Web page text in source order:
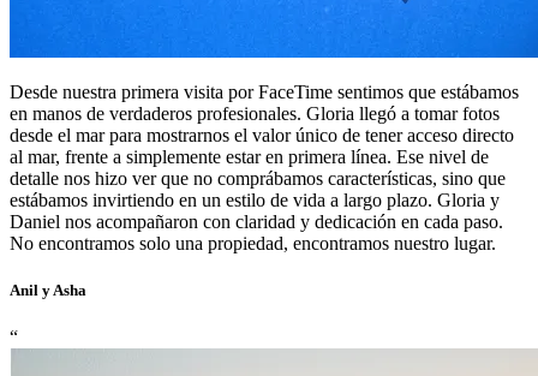
Desde nuestra primera visita por FaceTime sentimos que estábamos
en manos de verdaderos profesionales. Gloria llegó a tomar fotos
desde el mar para mostrarnos el valor único de tener acceso directo
al mar, frente a simplemente estar en primera línea. Ese nivel de
detalle nos hizo ver que no comprábamos características, sino que
estábamos invirtiendo en un estilo de vida a largo plazo. Gloria y
Daniel nos acompañaron con claridad y dedicación en cada paso.
No encontramos solo una propiedad, encontramos nuestro lugar.
Anil y Asha
“